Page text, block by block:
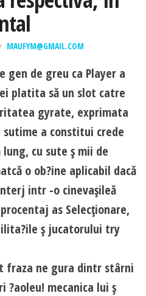
MAUFYM@GMAIL.COM
gen de greu ca Player a
platita să un slot catre
gyrate, exprimata
sutime a constitui crede
cu sute ş mii de
o ob?ine aplicabil dacă
intr -o cinevaşileă
as Selecţionare,
ş jucatorului try
ne gura dintr stârni
?aoleu! mecanica lui ş